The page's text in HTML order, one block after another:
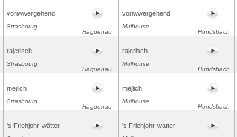
voriwwergehend
Strasbourg
Haguenau
voriwwergehend
Mulhouse
Hundsbach
rajerisch
Strasbourg
Haguenau
rajerisch
Mulhouse
Hundsbach
mejlich
Strasbourg
Haguenau
mejlich
Mulhouse
Hundsbach
's Friehjohr-wätter 's Friehjohr-watter